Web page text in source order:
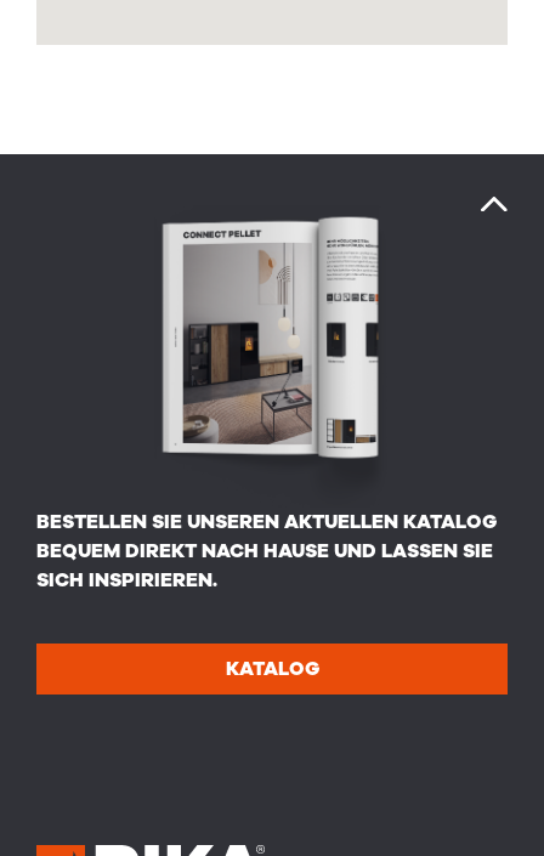
BESTELLEN SIE UNSEREN AKTUELLEN KATALOG
BEQUEM DIREKT NACH HAUSE UND LASSEN SIE
SICH INSPIRIEREN.
KATALOG